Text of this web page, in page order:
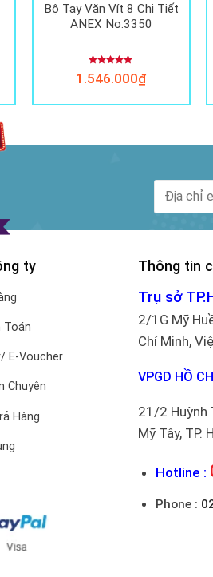
Bộ Tay Vặn Vít 8 Chi Tiết
ANEX No.3350
Được xếp
hạng5.00
1.546.000₫
ty
Toán
E-Voucher
Chuyên
Hàng
Thông tin
Trụ sở
2/1G Mỹ
Chí Minh,
VPGD HỒ
21/2 Huỳnh
Mỹ Tây, TP.
Hotline :
Phone :